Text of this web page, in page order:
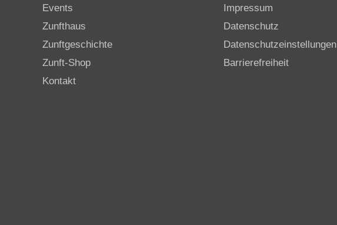
Events
Zunfthaus
Zunftgeschichte
Zunft-Shop
Kontakt
Impressum
Datenschutz
Datenschutzeinstellungen
Barrierefreiheit